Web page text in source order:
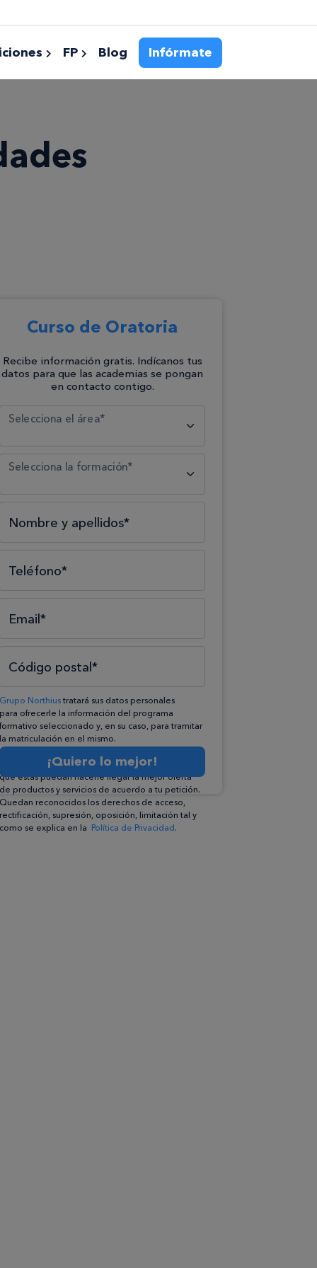
FP Blog Infórmate
Curso de Oratoria
Recibe información gratis. Indícanos tus
datos para que las academias se pongan
en contacto contigo.
Selecciona el tipo*
Selecciona el área*
Selecciona la formación*
Nombre y apellidos*
Teléfono*
Email*
Código postal*
Grupo Northiustratará sus datos personales
para ofrecerle la información del programa
formativo seleccionado y, en su caso, para tramitar
la matriculación en el mismo.
Compartiremos su solicitud con las empresas que
conforman elGrupo Northius, con el objeto de
que éstas puedan hacerle llegar la mejor oferta
de productos y servicios de acuerdo a tu petición.
Quedan reconocidos los derechos de acceso,
rectificación, supresión, oposición, limitación tal y
como se explica en la Política de Privacidad.
¡Quiero lo mejor!